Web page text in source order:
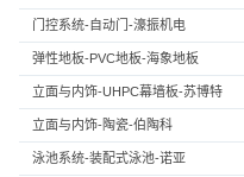
门控系统-自动门-濠振机电
弹性地板-PVC地板-海象地板
立面与内饰-UHPC幕墙板-苏博特
立面与内饰-陶瓷-伯陶科
泳池系统-装配式泳池-诺亚